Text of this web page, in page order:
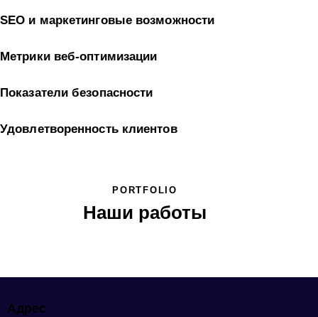
SEO и маркетинговые возможности
Метрики веб-оптимизации
Показатели безопасности
Удовлетворенность клиентов
PORTFOLIO
Наши работы
Адрес